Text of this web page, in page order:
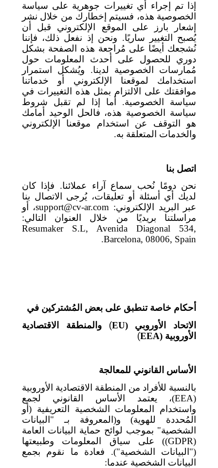
إذا تم إجراء أي تغييرات جوهرية على سياسة
الخصوصية هذه، فسيتم إخطارك من خلال نشر
إشعار بارز على الموقع الإلكتروني قبل أن
يُصبح التغيير ساريًا. ونحن إذ نفعل ذلك، فإننا
نُشجعك أيضًا على مُراجعة هذه الصفحة بشكل
دوري للحصول على أحدث المعلومات حول
مُمارسات الخصوصية لدينا. ويُشكل استمرار
استخدامك لموقعنا الإلكتروني أو خدماتنا
موافقتك على الالتزام بمثل هذه التغييرات في
سياسة الخصوصية. أما إذا لم تقبل شروط
سياسة الخصوصية هذه، فالحل الوحيد أمامك
هو التوقف عن استخدام موقعنا الإلكتروني
والخدمات المتعلقة به.
اتصل بنا
نحن دومًا نُحب سماع آراء عملائنا. فإذا كان
لديك أي أسئلة أو تعليقات، يُرجى الاتصال بنا
عبر البريد الإلكتروني: support@cv-ar.com، أو
مراسلتنا بريديًا من خلال العنوان التالي:
Resumaker S.L, Avenida Diagonal 534,
Barcelona, 08006, Spain
.
أحكام خاصة تنطبق على بعض المُشتركين في
الاتحاد الأوروبي (EU
)والمنطقة الاقتصادية
الأوروبية (EEA
)
الأساس القانوني للمعالجة
بالنسبة للأفراد من المنطقة الاقتصادية الأوروبية
(
EEA
)، يعتمد الأساس القانوني لجمع
واستخدام المعلومات الشخصية التعريفية (أو
المُحددة للهوية) و(المعروفة بـ "البيانات
الشخصية" بموجب لوائح حماية البيانات العامة
(
GDPR
)) على سياق المعلومات وطبيعتها
("البيانات الشخصية"). فعادة ما نقوم بجمع
البيانات الشخصية عندما: